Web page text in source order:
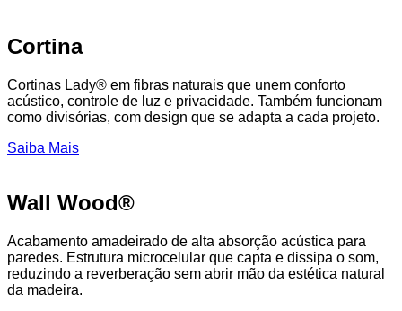
Cortina
Cortinas Lady® em fibras naturais que unem conforto
acústico, controle de luz e privacidade. Também funcionam
como divisórias, com design que se adapta a cada projeto.
Saiba Mais
Wall Wood®
Acabamento amadeirado de alta absorção acústica para
paredes. Estrutura microcelular que capta e dissipa o som,
reduzindo a reverberação sem abrir mão da estética natural
da madeira.